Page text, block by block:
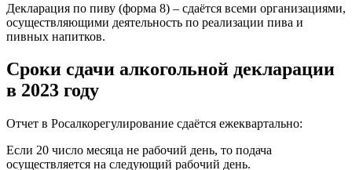
Декларация по пиву (форма 8) – сдаётся всеми организациями,
осуществляющими деятельность по реализации пива и
пивных напитков.
Сроки сдачи алкогольной декларации
в 2023 году
Отчет в Росалкорегулирование сдаётся ежеквартально:
Если 20 число месяца не рабочий день, то подача
осуществляется на следующий рабочий день.